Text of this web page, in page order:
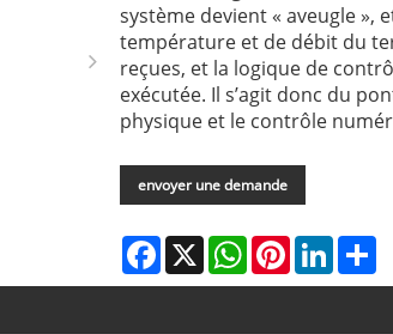
système devient « aveugle »,
température et de débit du
reçues, et la logique de
exécutée. Il s’agit donc du
physique et le contrôle
envoyer une demande
Facebook
X WhatsAppPinterestLinkedIn